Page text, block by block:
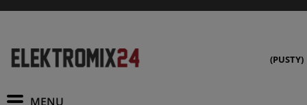
(PUSTY)